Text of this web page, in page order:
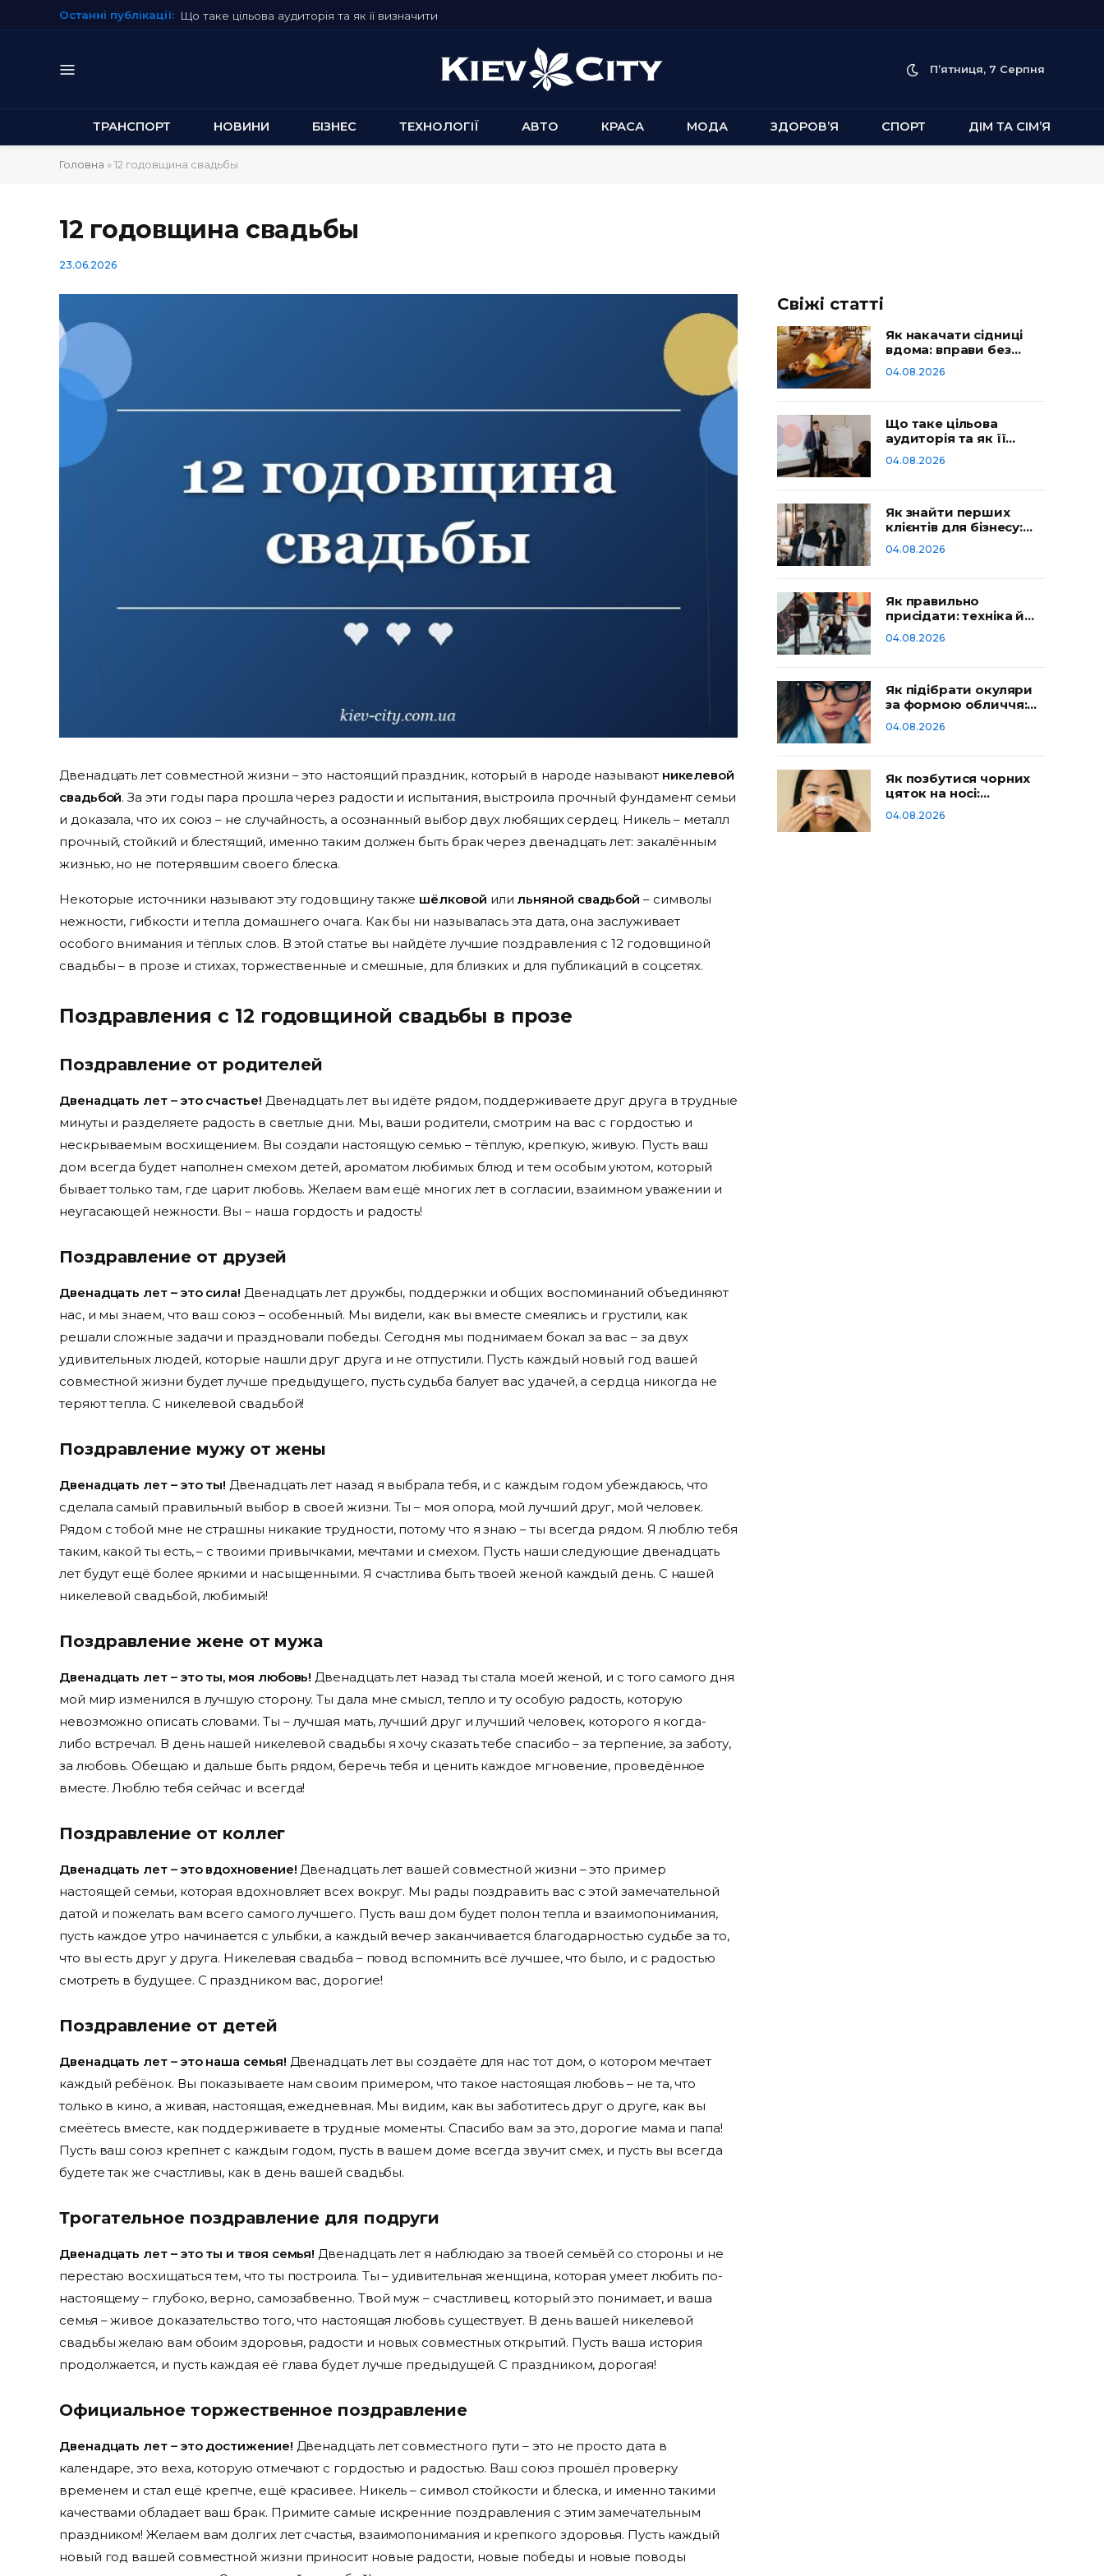
Останні публікації: Що таке цільова аудиторія та як її визначити
П’ятниця, 7 Серпня
ТРАНСПОРТ НОВИНИ БІЗНЕС ТЕХНОЛОГІЇ АВТО КРАСА МОДА ЗДОРОВ’Я СПОРТ ДІМ ТА СІМ’Я
Головна »12 годовщина свадьбы
12 годовщина свадьбы
23.06.2026
Двенадцать лет совместной жизни – это настоящий праздник, который в народе называют никелевой
свадьбой. За эти годы пара прошла через радости и испытания, выстроила прочный фундамент семьи
и доказала, что их союз – не случайность, а осознанный выбор двух любящих сердец. Никель – металл
прочный, стойкий и блестящий, именно таким должен быть брак через двенадцать лет: закалённым
жизнью, но не потерявшим своего блеска.
Некоторые источники называют эту годовщину также шёлковой или льняной свадьбой – символы
нежности, гибкости и тепла домашнего очага. Как бы ни называлась эта дата, она заслуживает
особого внимания и тёплых слов. В этой статье вы найдёте лучшие поздравления с 12 годовщиной
свадьбы – в прозе и стихах, торжественные и смешные, для близких и для публикаций в соцсетях.
Поздравления с 12 годовщиной свадьбы в прозе
Поздравление от родителей
Двенадцать лет – это счастье! Двенадцать лет вы идёте рядом, поддерживаете друг друга в трудные
минуты и разделяете радость в светлые дни. Мы, ваши родители, смотрим на вас с гордостью и
нескрываемым восхищением. Вы создали настоящую семью – тёплую, крепкую, живую. Пусть ваш
дом всегда будет наполнен смехом детей, ароматом любимых блюд и тем особым уютом, который
бывает только там, где царит любовь. Желаем вам ещё многих лет в согласии, взаимном уважении и
неугасающей нежности. Вы – наша гордость и радость!
Поздравление от друзей
Двенадцать лет – это сила! Двенадцать лет дружбы, поддержки и общих воспоминаний объединяют
нас, и мы знаем, что ваш союз – особенный. Мы видели, как вы вместе смеялись и грустили, как
решали сложные задачи и праздновали победы. Сегодня мы поднимаем бокал за вас – за двух
удивительных людей, которые нашли друг друга и не отпустили. Пусть каждый новый год вашей
совместной жизни будет лучше предыдущего, пусть судьба балует вас удачей, а сердца никогда не
теряют тепла. С никелевой свадьбой!
Поздравление мужу от жены
Двенадцать лет – это ты! Двенадцать лет назад я выбрала тебя, и с каждым годом убеждаюсь, что
сделала самый правильный выбор в своей жизни. Ты – моя опора, мой лучший друг, мой человек.
Рядом с тобой мне не страшны никакие трудности, потому что я знаю – ты всегда рядом. Я люблю тебя
таким, какой ты есть, – с твоими привычками, мечтами и смехом. Пусть наши следующие двенадцать
лет будут ещё более яркими и насыщенными. Я счастлива быть твоей женой каждый день. С нашей
никелевой свадьбой, любимый!
Поздравление жене от мужа
Двенадцать лет – это ты, моя любовь! Двенадцать лет назад ты стала моей женой, и с того самого дня
мой мир изменился в лучшую сторону. Ты дала мне смысл, тепло и ту особую радость, которую
невозможно описать словами. Ты – лучшая мать, лучший друг и лучший человек, которого я когда-
либо встречал. В день нашей никелевой свадьбы я хочу сказать тебе спасибо – за терпение, за заботу,
за любовь. Обещаю и дальше быть рядом, беречь тебя и ценить каждое мгновение, проведённое
вместе. Люблю тебя сейчас и всегда!
Поздравление от коллег
Двенадцать лет – это вдохновение! Двенадцать лет вашей совместной жизни – это пример
настоящей семьи, которая вдохновляет всех вокруг. Мы рады поздравить вас с этой замечательной
датой и пожелать вам всего самого лучшего. Пусть ваш дом будет полон тепла и взаимопонимания,
пусть каждое утро начинается с улыбки, а каждый вечер заканчивается благодарностью судьбе за то,
что вы есть друг у друга. Никелевая свадьба – повод вспомнить всё лучшее, что было, и с радостью
смотреть в будущее. С праздником вас, дорогие!
Поздравление от детей
Двенадцать лет – это наша семья! Двенадцать лет вы создаёте для нас тот дом, о котором мечтает
каждый ребёнок. Вы показываете нам своим примером, что такое настоящая любовь – не та, что
только в кино, а живая, настоящая, ежедневная. Мы видим, как вы заботитесь друг о друге, как вы
смеётесь вместе, как поддерживаете в трудные моменты. Спасибо вам за это, дорогие мама и папа!
Пусть ваш союз крепнет с каждым годом, пусть в вашем доме всегда звучит смех, и пусть вы всегда
будете так же счастливы, как в день вашей свадьбы.
Трогательное поздравление для подруги
Двенадцать лет – это ты и твоя семья! Двенадцать лет я наблюдаю за твоей семьёй со стороны и не
перестаю восхищаться тем, что ты построила. Ты – удивительная женщина, которая умеет любить по-
настоящему – глубоко, верно, самозабвенно. Твой муж – счастливец, который это понимает, и ваша
семья – живое доказательство того, что настоящая любовь существует. В день вашей никелевой
свадьбы желаю вам обоим здоровья, радости и новых совместных открытий. Пусть ваша история
продолжается, и пусть каждая её глава будет лучше предыдущей. С праздником, дорогая!
Официальное торжественное поздравление
Двенадцать лет – это достижение! Двенадцать лет совместного пути – это не просто дата в
календаре, это веха, которую отмечают с гордостью и радостью. Ваш союз прошёл проверку
временем и стал ещё крепче, ещё красивее. Никель – символ стойкости и блеска, и именно такими
качествами обладает ваш брак. Примите самые искренние поздравления с этим замечательным
праздником! Желаем вам долгих лет счастья, взаимопонимания и крепкого здоровья. Пусть каждый
новый год вашей совместной жизни приносит новые радости, новые победы и новые поводы
Свіжі статті
Як накачати сідниці
вдома: вправи без
тренажерів
04.08.2026
Що таке цільова
аудиторія та як її
визначити
04.08.2026
Як знайти перших
клієнтів для бізнесу:
робочі способи
04.08.2026
Як правильно
присідати: техніка й
типові помилки
04.08.2026
Як підібрати окуляри
за формою обличчя:
гід
04.08.2026
Як позбутися чорних
цяток на носі:
домашній догляд
04.08.2026